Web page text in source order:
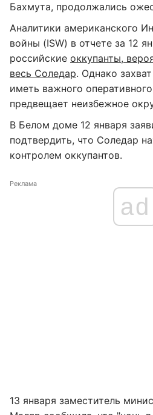
Бахмута, продолжались
Аналитики американского
войны (ISW) в отчете за 12
российские оккупанты,
весь Соледар. Однако
иметь важного
предвещает неизбежное
В Белом доме 12 января
подтвердить, что Соледар
контролем оккупантов.
Реклама
ad
13 января заместитель